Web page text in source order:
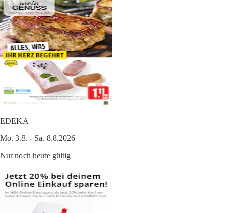
EDEKA
Mo. 3.8. - Sa. 8.8.2026
Nur noch heute gültig